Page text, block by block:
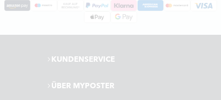
ÜBER MYPOSTER
KUNDENSERVICE